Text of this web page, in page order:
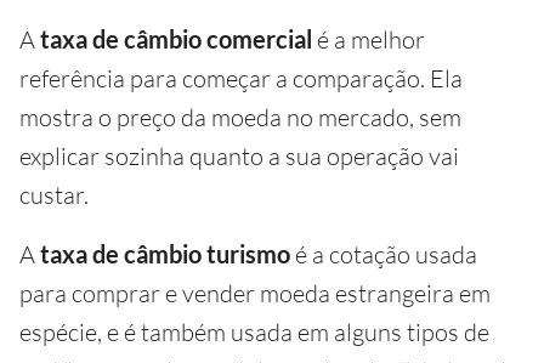
Ataxa de câmbio comercial é a melhor
referência para começar a comparação. Ela
mostra o preço da moeda no mercado, sem
explicar sozinha quanto a sua operação vai
custar.
Ataxa de câmbio turismo é a cotação usada
para comprar e vender moeda estrangeira em
espécie, e é também usada em alguns tipos de